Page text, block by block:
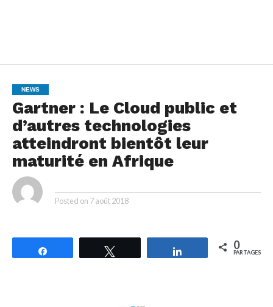
NEWS
Gartner : Le Cloud public et
d’autres technologies
atteindront bientôt leur
maturité en Afrique
Posted on 7 août 2018
Partagez 0
PARTAGES